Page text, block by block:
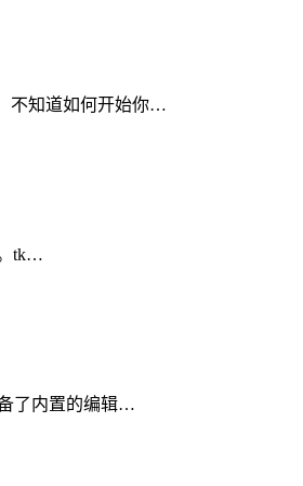
不知道如何开始你…
tk…
了内置的编辑…